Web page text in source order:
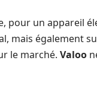
pour un appareil
mais également
le marché. Valoo